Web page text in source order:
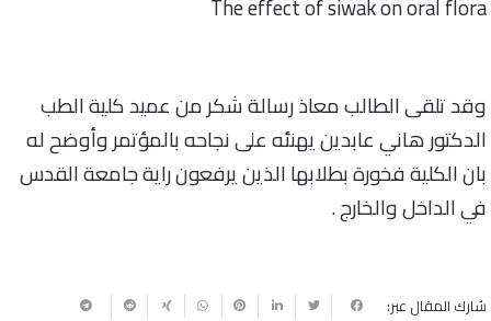
The effect of siwak on oral flora
وقد تلقى الطالب معاذ رسالة شكر من عميد كلية الطب
الدكتور هاني عابدين يهنئه على نجاحه بالمؤتمر وأوضح له
بان الكلية فخورة بطلابها الذين يرفعون راية جامعة القدس
في الداخل والخارج .
شارك المقال عبر: